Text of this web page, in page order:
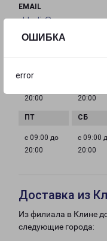
ОШИБКА
error
EMAIL
chk-dir@pecom.ru
20:00
20:00
с 09:00 до
20:00
с 09:00
20:00
Доставка из
Из филиала в Клине
следующие города: